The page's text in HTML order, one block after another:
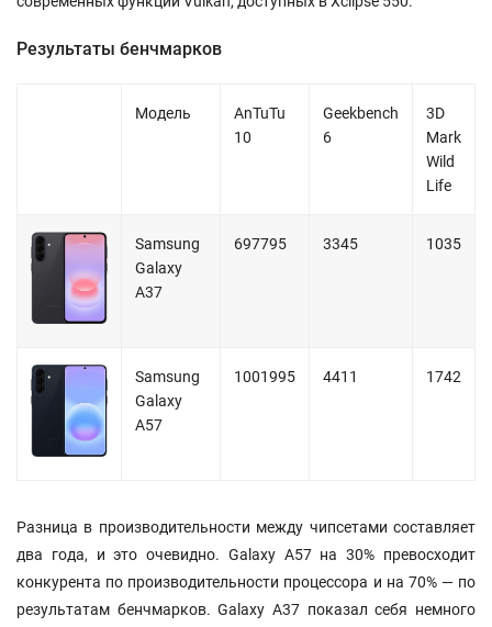
Результаты бенчмарков
Модель
AnTuTu
10
Geekbench
6
3D
Mark
Wild
Life
Samsung
Galaxy
A37
697795 3345 1035
Samsung
Galaxy
A57
1001995 4411 1742
Разница в производительности между чипсетами составляет
два года, и это очевидно. Galaxy A57 на 30% превосходит
конкурента по производительности процессора и на 70% — по
результатам бенчмарков. Galaxy A37 показал себя немного